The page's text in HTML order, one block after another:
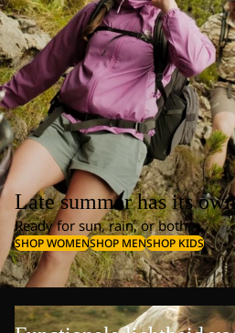
Late summer has its
Ready for sun, rain, or both.
SHOP WOMENSHOP MENSHOP KIDS